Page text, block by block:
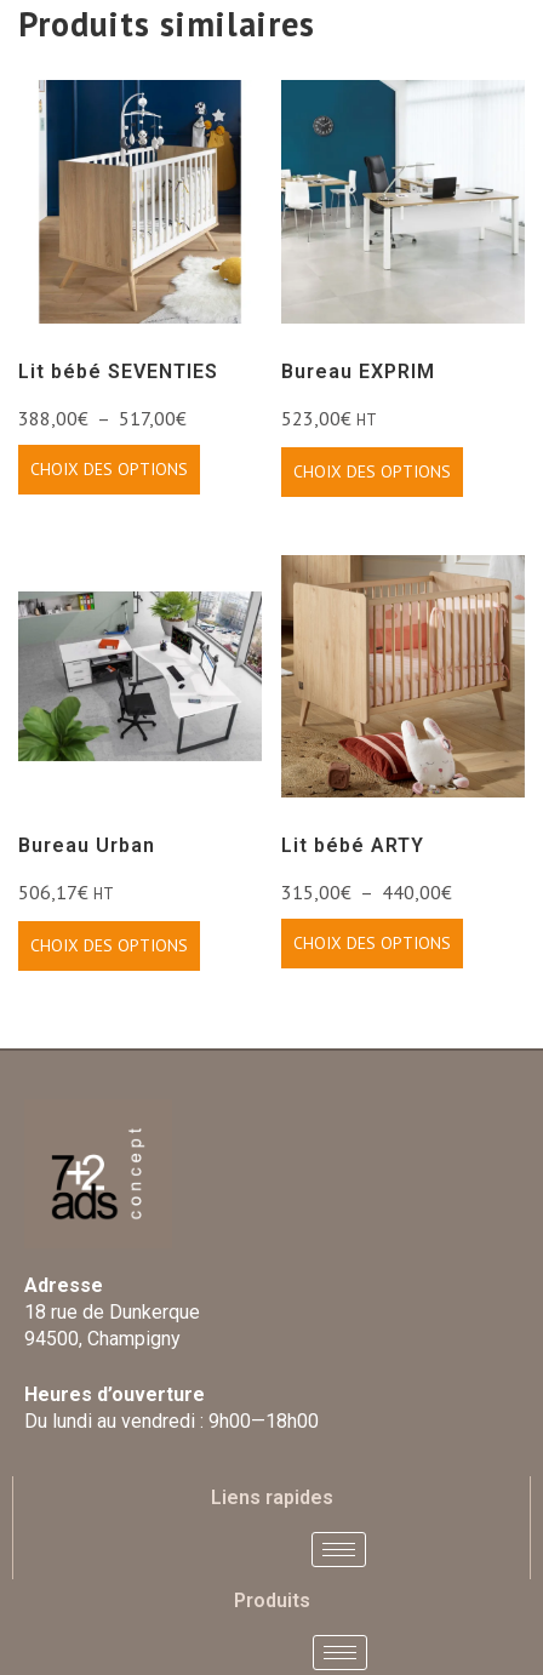
Produits similaires
Lit bébé SEVENTIES
388,00€ – 517,00€
CHOIX DES OPTIONS
Bureau EXPRIM
523,00€ HT
CHOIX DES OPTIONS
Bureau Urban
506,17€ HT
CHOIX DES OPTIONS
Lit bébé ARTY
315,00€ – 440,00€
CHOIX DES OPTIONS
Adresse
18 rue de Dunkerque
94500, Champigny
Heures d’ouverture
Du lundi au vendredi : 9h00—18h00
Liens rapides
Produits